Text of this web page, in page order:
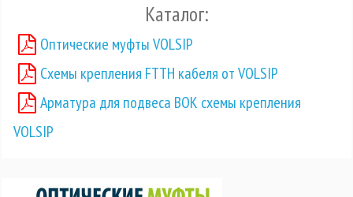
Каталог:
Оптические муфты VOLSIP
Схемы крепления FTTH кабеля от VOLSIP
Арматура для подвеса ВОК схемы крепления
VOLSIP